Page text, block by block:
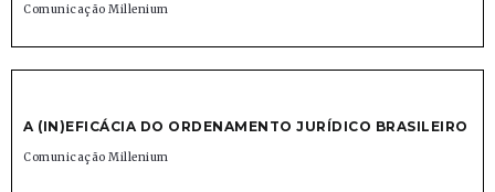
Comunicação Millenium
A (IN)EFICÁCIA DO ORDENAMENTO JURÍDICO BRASILEIRO
Comunicação Millenium